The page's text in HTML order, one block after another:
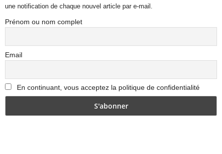
une notification de chaque nouvel article par e-mail.
Prénom ou nom complet
Email
En continuant, vous acceptez la politique de confidentialité